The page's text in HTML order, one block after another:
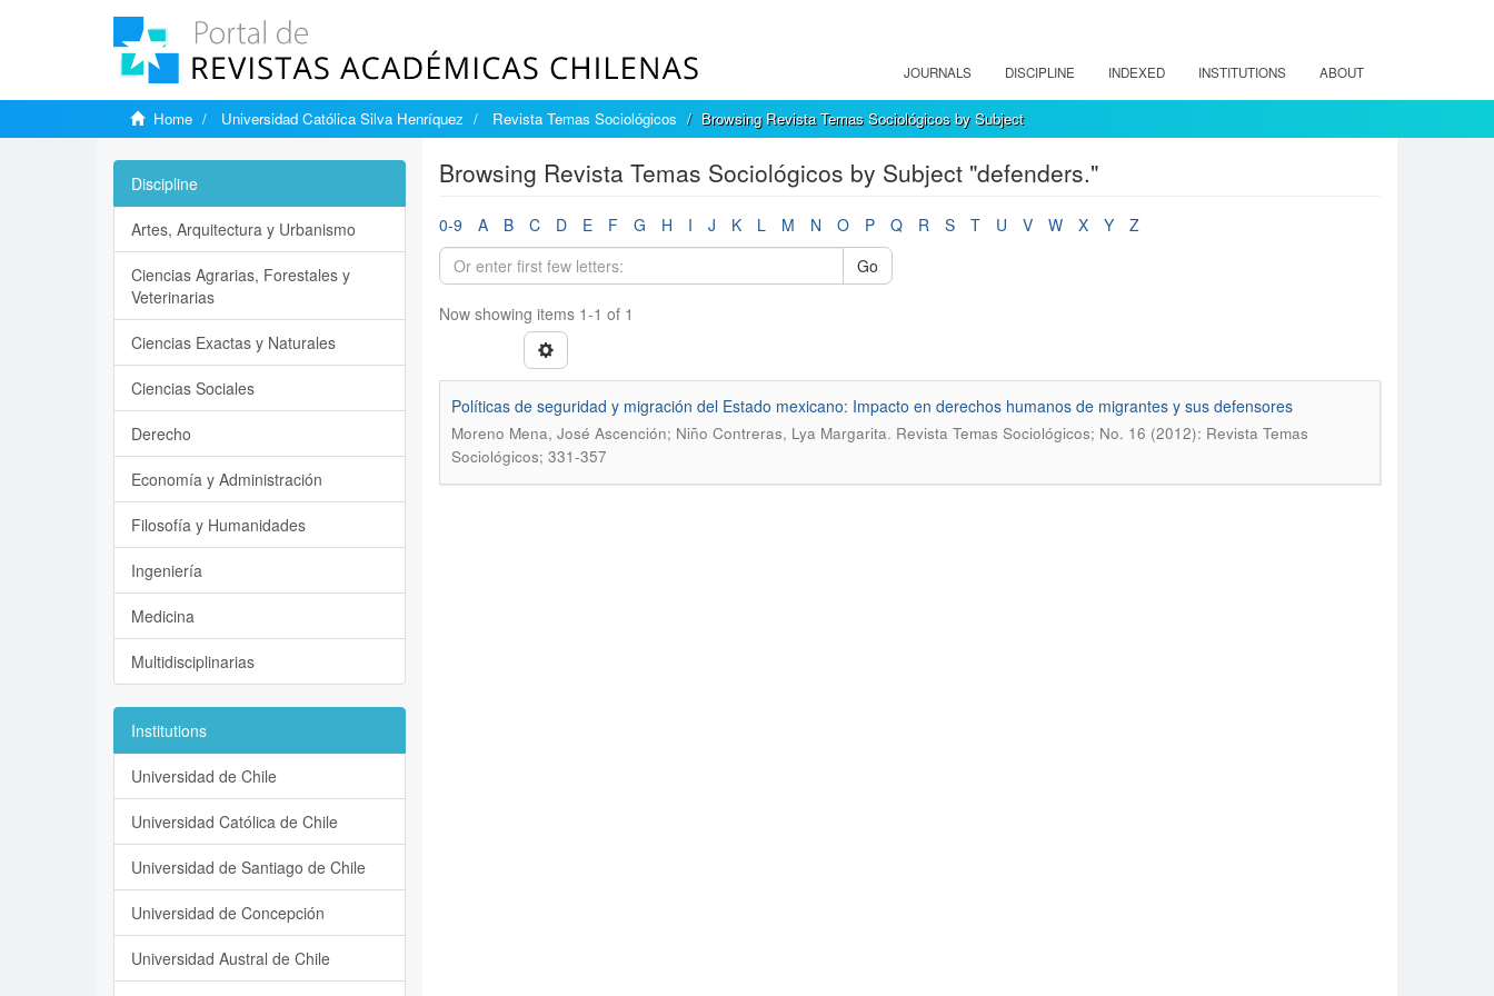
JOURNALS DISCIPLINE INDEXED INSTITUTIONS ABOUT
Home Universidad Católica Silva Henríquez Revista Temas Sociológicos Browsing Revista Temas Sociológicos by Subject
Browsing Revista Temas Sociológicos by Subject "defenders."
0-9 A B C D E F G H I J K L M N O P Q R S T U V W X Y
Z
Go
Now showing items 1-1 of 1
Polí­ticas de seguridad y migración del Estado mexicano: Impacto en derechos humanos de migrantes y sus defensores
Moreno Mena, José Ascención; Niño Contreras, Lya Margarita. Revista Temas Sociológicos; No. 16 (2012): Revista Temas
Sociológicos; 331-357
Discipline
Artes, Arquitectura y Urbanismo
Ciencias Agrarias, Forestales y
Veterinarias
Ciencias Exactas y Naturales
Ciencias Sociales
Derecho
Economía y Administración
Filosofía y Humanidades
Ingeniería
Medicina
Multidisciplinarias
Institutions
Universidad de Chile
Universidad Católica de Chile
Universidad de Santiago de Chile
Universidad de Concepción
Universidad Austral de Chile